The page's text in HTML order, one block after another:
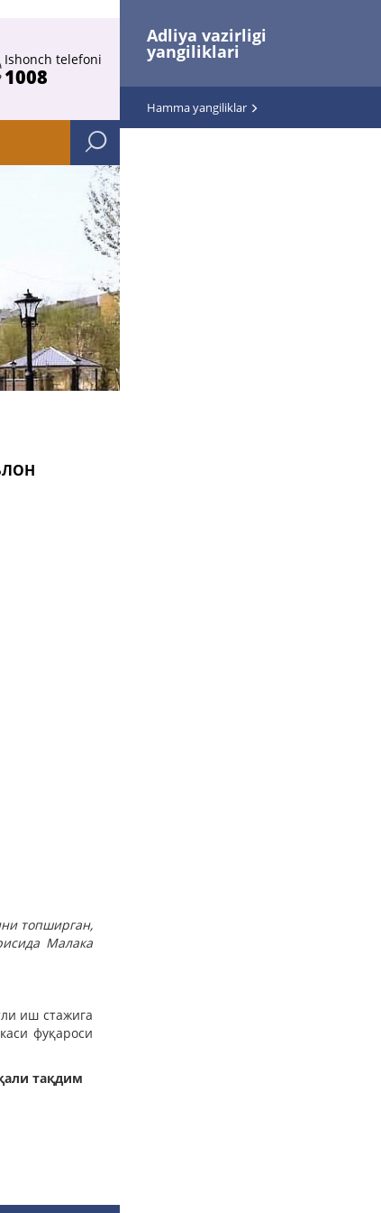
Adliya vazirligi
yangiliklari
Hamma yangiliklar
Ishonch telefoni
1008
топширган,
Малака
иш стажига
фуқароси
тақдим